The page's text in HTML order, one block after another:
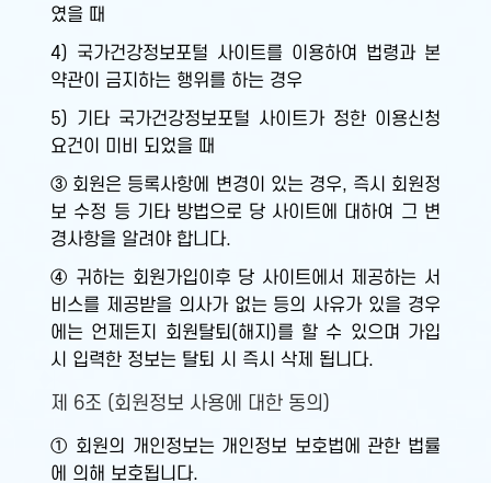
였을 때
4) 국가건강정보포털 사이트를 이용하여 법령과 본
약관이 금지하는 행위를 하는 경우
5) 기타 국가건강정보포털 사이트가 정한 이용신청
요건이 미비 되었을 때
③ 회원은 등록사항에 변경이 있는 경우, 즉시 회원정
보 수정 등 기타 방법으로 당 사이트에 대하여 그 변
경사항을 알려야 합니다.
④ 귀하는 회원가입이후 당 사이트에서 제공하는 서
비스를 제공받을 의사가 없는 등의 사유가 있을 경우
에는 언제든지 회원탈퇴(해지)를 할 수 있으며 가입
시 입력한 정보는 탈퇴 시 즉시 삭제 됩니다.
제 6조 (회원정보 사용에 대한 동의)
① 회원의 개인정보는 개인정보 보호법에 관한 법률
에 의해 보호됩니다.